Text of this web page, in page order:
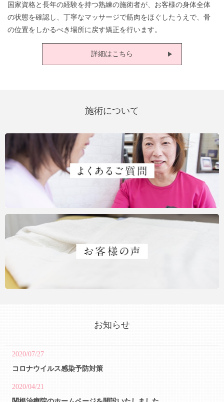
国家資格と長年の経験を持つ熟練の施術者が、お客様の身体全体
の状態を確認し、丁寧なマッサージで筋肉をほぐしたうえで、骨
の位置をしかるべき場所に戻す矯正を行います。
詳細はこちら
施術について
お知らせ
2020/07/27
コロナウイルス感染予防対策
2020/04/21